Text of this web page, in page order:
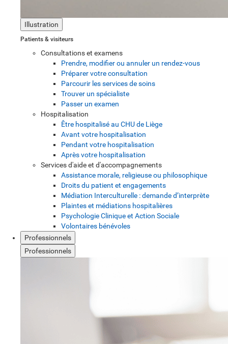
Illustration
Patients & visiteurs
Consultations et examens
Prendre, modifier ou annuler un rendez-vous
Préparer votre consultation
Parcourir les services de soins
Trouver un spécialiste
Passer un examen
Hospitalisation
Être hospitalisé au CHU de Liège
Avant votre hospitalisation
Pendant votre hospitalisation
Après votre hospitalisation
Services d'aide et d'accompagnements
Assistance morale, religieuse ou philosophique
Droits du patient et engagements
Médiation Interculturelle : demande d’interprète
Plaintes et médiations hospitalières
Psychologie Clinique et Action Sociale
Volontaires bénévoles
Professionnels
Professionnels